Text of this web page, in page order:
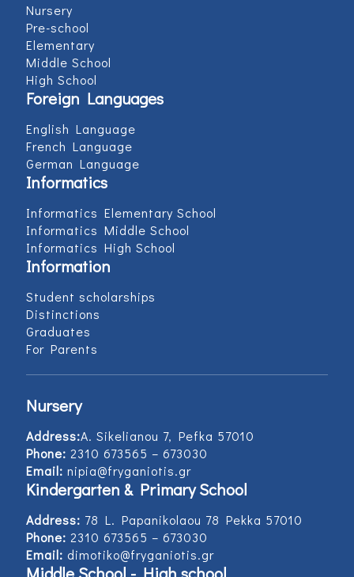
Nursery
Pre-school
Elementary
Middle School
High School
Foreign Languages
English Language
French Language
German Language
Informatics
Informatics Elementary School
Informatics Middle School
Informatics High School
Information
Student scholarships
Distinctions
Graduates
For Parents
Nursery
Address:Α. Sikelianou 7, Pefka 57010
Phone: 2310 673565 – 673030
Email: nipia@fryganiotis.gr
Kindergarten & Primary School
Address: 78 L. Papanikolaou 78 Pekka 57010
Phone: 2310 673565 – 673030
Email: dimotiko@fryganiotis.gr